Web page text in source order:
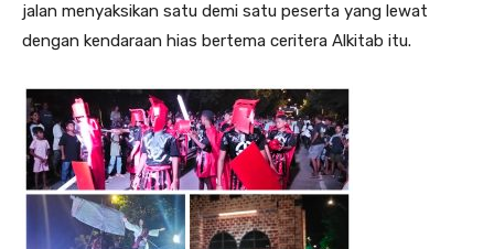
jalan menyaksikan satu demi satu peserta yang lewat
dengan kendaraan hias bertema ceritera Alkitab itu.